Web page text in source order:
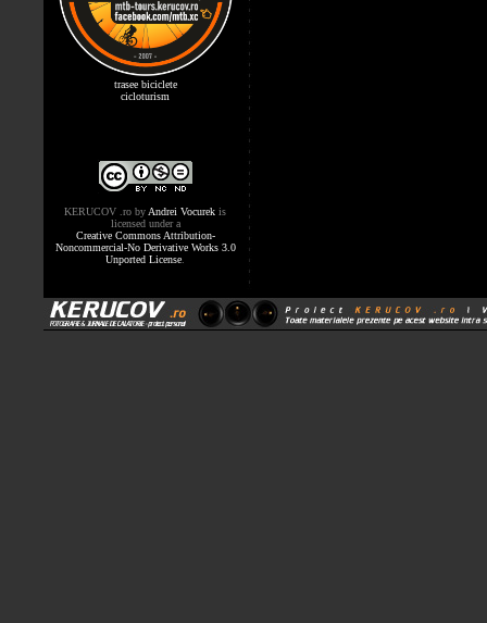
trasee biciclete
cicloturism
KERUCOV .ro by Andrei Vocurek is
licensed under a
Creative Commons Attribution-
Noncommercial-No Derivative Works 3.0
Unported License